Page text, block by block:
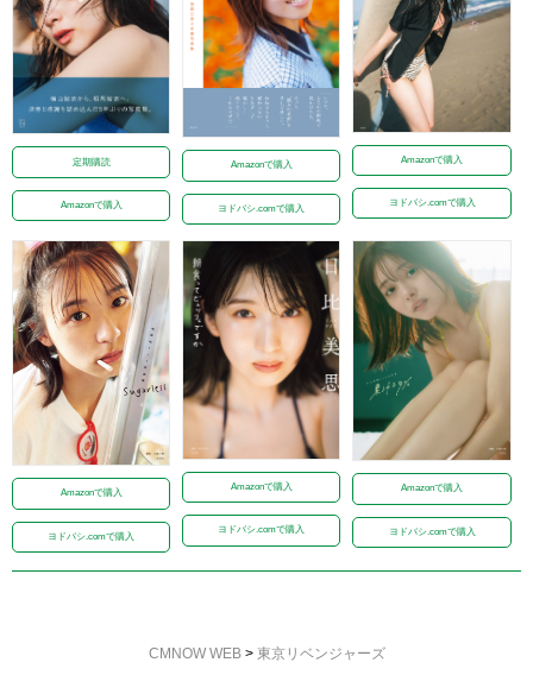
定期購読
Amazonで購入
Amazonで購入
ヨドバシ.comで購入
Amazonで購入
ヨドバシ.comで購入
Amazonで購入
ヨドバシ.comで購入
Amazonで購入
ヨドバシ.comで購入
Amazonで購入
ヨドバシ.comで購入
CMNOW WEB> 東京リベンジャーズ